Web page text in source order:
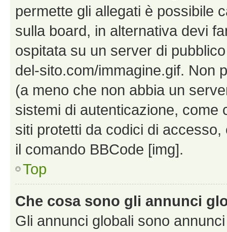
permette gli allegati è possibile
sulla board, in alternativa devi
ospitata su un server di
del-sito.com/immagine.gif. Non
(a meno che non abbia un
sistemi di autenticazione, come
siti protetti da codici di
il comando BBCode [img].
Top
Che cosa sono gli annunci
Gli annunci globali sono